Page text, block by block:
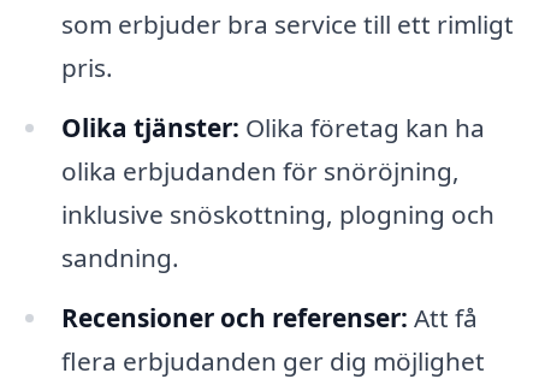
som erbjuder bra service till ett rimligt
pris.
Olika tjänster: Olika företag kan ha
olika erbjudanden för snöröjning,
inklusive snöskottning, plogning och
sandning.
Recensioner och referenser: Att få
flera erbjudanden ger dig möjlighet